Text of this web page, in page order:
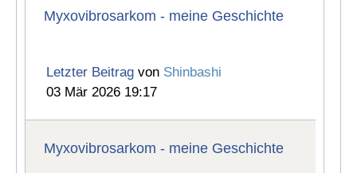
Myxovibrosarkom - meine Geschichte
Letzter Beitrag von Shinbashi
03 Mär 2026 19:17
Myxovibrosarkom - meine Geschichte